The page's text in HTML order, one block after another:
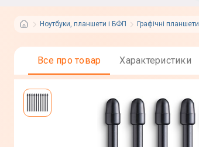
Ноутбуки, планшети і БФП Графічні планшети
Все про товар Характеристики